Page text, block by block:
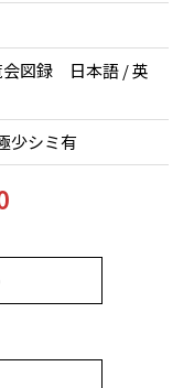
図録 日本語 / 英
少シミ有